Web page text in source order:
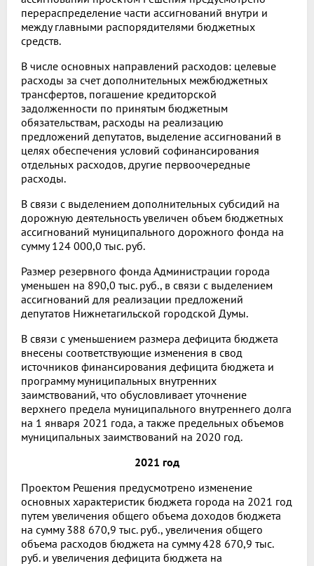
перераспределение части ассигнований внутри и
между главными распорядителями бюджетных
средств.
В числе основных направлений расходов: целевые
расходы за счет дополнительных межбюджетных
трансфертов, погашение кредиторской
задолженности по принятым бюджетным
обязательствам, расходы на реализацию
предложений депутатов, выделение ассигнований в
целях обеспечения условий софинансирования
отдельных расходов, другие первоочередные
расходы.
В связи с выделением дополнительных субсидий на
дорожную деятельность увеличен объем бюджетных
ассигнований муниципального дорожного фонда на
сумму 124 000,0 тыс. руб.
Размер резервного фонда Администрации города
уменьшен на 890,0 тыс. руб., в связи с выделением
ассигнований для реализации предложений
депутатов Нижнетагильской городской Думы.
В связи с уменьшением размера дефицита бюджета
внесены соответствующие изменения в свод
источников финансирования дефицита бюджета и
программу муниципальных внутренних
заимствований, что обусловливает уточнение
верхнего предела муниципального внутреннего долга
на 1 января 2021 года, а также предельных объемов
муниципальных заимствований на 2020 год.
2021 год
Проектом Решения предусмотрено изменение
основных характеристик бюджета города на 2021 год
путем увеличения общего объема доходов бюджета
на сумму 388 670,9 тыс. руб., увеличения общего
объема расходов бюджета на сумму 428 670,9 тыс.
руб. и увеличения дефицита бюджета на